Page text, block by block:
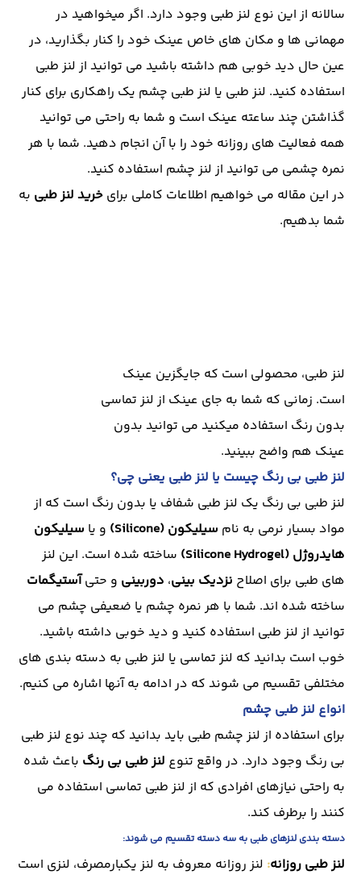
سالانه از این نوع لنز طبی وجود دارد. اگر میخواهید در
مهمانی ها و مکان های خاص عینک خود را کنار بگذارید، در
عین حال دید خوبی هم داشته باشید می توانید از لنز طبی
استفاده کنید. لنز طبی یا لنز طبی چشم یک راهکاری برای کنار
گذاشتن چند ساعته عینک است و شما به راحتی می توانید
همه فعالیت های روزانه خود را با آن انجام دهید. شما با هر
نمره چشمی می توانید از لنز چشم استفاده کنید.
در این مقاله می خواهیم اطلاعات کاملی برای خرید لنز طبی به
شما بدهیم.
لنز طبی، محصولی است که جایگزین عینک
است. زمانی که شما به جای عینک از لنز تماسی
بدون رنگ استفاده میکنید می توانید بدون
عینک هم واضح ببینید.
لنز طبی بی رنگ چیست یا لنز طبی یعنی چی؟
لنز طبی بی رنگ یک لنز طبی شفاف یا بدون رنگ است که از
مواد بسیار نرمی به نام سیلیکون (Silicone) و یا سیلیکون
هایدروژل (Silicone Hydrogel)
ساخته شده است. این لنز
های طبی برای اصلاح نزدیک بینی، دوربینی و حتیآستیگمات
ساخته شده اند. شما با هر نمره چشم یا ضعیفی چشم می
توانید از لنز طبی استفاده کنید و دید خوبی داشته باشید.
خوب است بدانید که لنز تماسی یا لنز طبی به دسته بندی های
مختلفی تقسیم می شوند که در ادامه به آنها اشاره می کنیم.
انواع لنز طبی چشم
برای استفاده از لنز چشم طبی باید بدانید که چند نوع لنز طبی
بی رنگ وجود دارد. در واقع تنوع لنز طبی بی رنگ باعث شده
به راحتی نیازهای افرادی که از لنز طبی تماسی استفاده می
کنند را برطرف کند.
دسته بندی لنزهای طبی به سه دسته تقسیم می شوند:
لنز طبی روزانه: لنز روزانه معروف به لنز یکبارمصرف، لنزی است